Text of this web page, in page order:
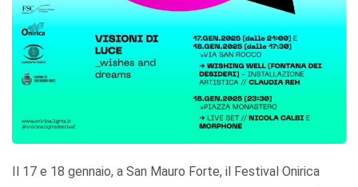
Il 17 e 18 gennaio, a San Mauro Forte, il Festival Onirica